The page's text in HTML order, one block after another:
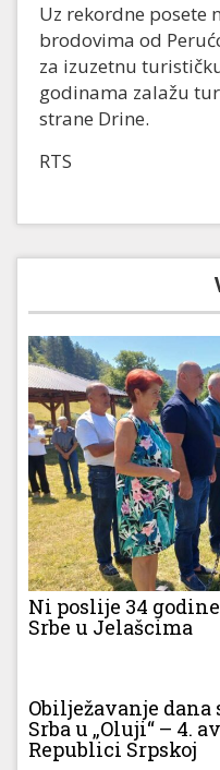
Uz rekordne posete
brodovima od
za izuzetnu
godinama zalažu
strane Drine.
RTS
Ni poslije 34
Srbe u Jelašcima
Obilježavanje dana
Srba u „Oluji“ – 4.
Republici Srpskoj